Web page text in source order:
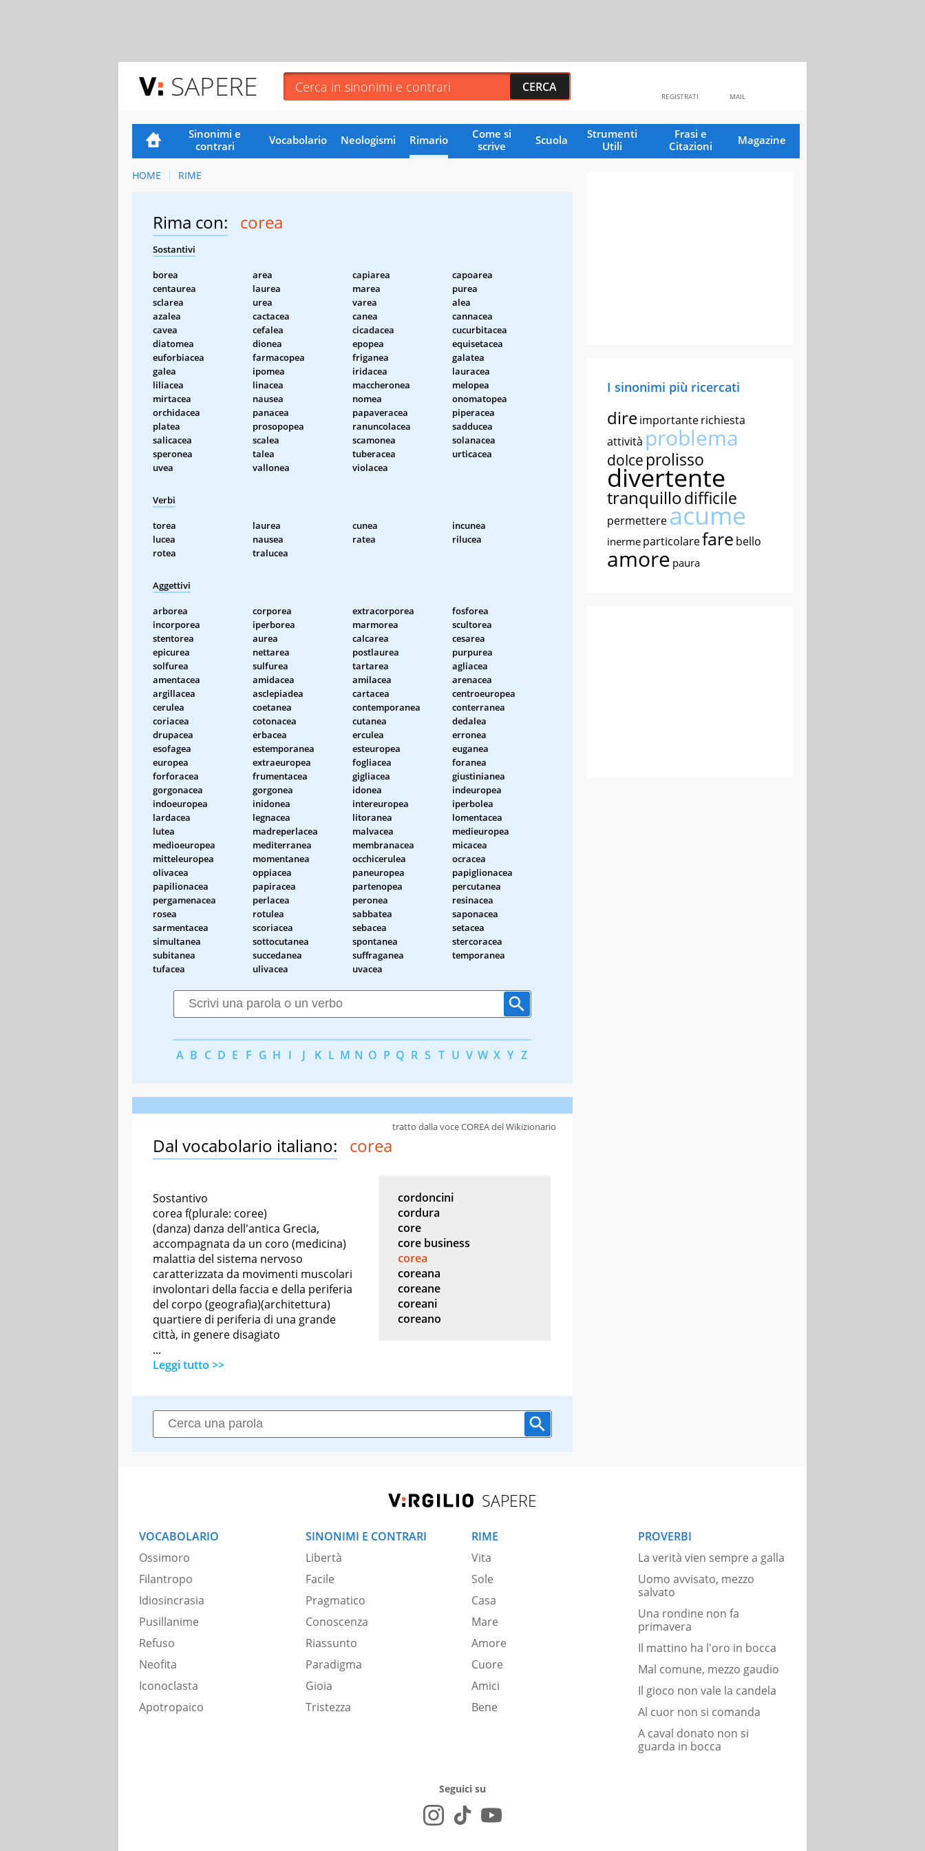
SAPERE MAIL
REGISTRATI
Sinonimi e
contrari
Vocabolario Neologismi Rimario
Come si
scrive
Scuola
Strumenti
Utili
Frasi e
Citazioni
Magazine
HOME RIME
Rima con: corea
Sostantivi
borea area capiarea
capoarea
centaurea
laurea marea
purea
sclarea
urea varea
alea
azalea
cactacea canea
cannacea
cavea
cefalea cicadacea
cucurbitacea
diatomea
dionea epopea
equisetacea
euforbiacea
farmacopea friganea
galatea
galea
ipomea iridacea
lauracea
liliacea
linacea maccheronea
melopea
mirtacea
nausea nomea
onomatopea
orchidacea
panacea papaveracea
piperacea
platea
prosopopea ranuncolacea
sadducea
salicacea
scalea scamonea
solanacea
speronea
talea tuberacea
urticacea
uvea
vallonea violacea
Verbi
torea laurea cunea
incunea
lucea
nausea ratea
rilucea
rotea
tralucea
Aggettivi
arborea corporea extracorporea
fosforea
incorporea
iperborea marmorea
scultorea
stentorea
aurea calcarea
cesarea
epicurea
nettarea postlaurea
purpurea
solfurea
sulfurea tartarea
agliacea
amentacea
amidacea amilacea
arenacea
argillacea
asclepiadea cartacea
centroeuropea
cerulea
coetanea contemporanea
conterranea
coriacea
cotonacea cutanea
dedalea
drupacea
erbacea erculea
erronea
esofagea
estemporanea esteuropea
euganea
europea
extraeuropea fogliacea
foranea
forforacea
frumentacea gigliacea
giustinianea
gorgonacea
gorgonea idonea
indeuropea
indoeuropea
inidonea intereuropea
iperbolea
lardacea
legnacea litoranea
lomentacea
lutea
madreperlacea malvacea
medieuropea
medioeuropea
mediterranea membranacea
micacea
mitteleuropea
momentanea occhicerulea
ocracea
olivacea
oppiacea paneuropea
papiglionacea
papilionacea
papiracea partenopea
percutanea
pergamenacea
perlacea peronea
resinacea
rosea
rotulea sabbatea
saponacea
sarmentacea
scoriacea sebacea
setacea
simultanea
sottocutanea spontanea
stercoracea
subitanea
succedanea suffraganea
temporanea
tufacea
ulivacea uvacea
A B C D E F G H I J K L M N O P Q R S T U V W X Y Z
Dal vocabolario italiano: corea
tratto dalla voce COREA del Wikizionario
Sostantivo
corea f(plurale: coree)
(danza) danza dell'antica Grecia,
accompagnata da un coro (medicina)
malattia del sistema nervoso
caratterizzata da movimenti muscolari
involontari della faccia e della periferia
del corpo (geografia)(architettura)
quartiere di periferia di una grande
città, in genere disagiato
...
Leggi tutto >>
cordoncini
cordura
core
core business
corea
coreana
coreane
coreani
coreano
I sinonimi più ricercati
direimportanterichiesta
attività problema
dolce prolisso
divertente
tranquillodifficile
permettereacume
inerme particolarefare bello
amore paura
SAPERE
VOCABOLARIO
Ossimoro
Filantropo
Idiosincrasia
Pusillanime
Refuso
Neofita
Iconoclasta
Apotropaico
SINONIMI E CONTRARI
Libertà
Facile
Pragmatico
Conoscenza
Riassunto
Paradigma
Gioia
Tristezza
RIME
Vita
Sole
Casa
Mare
Amore
Cuore
Amici
Bene
PROVERBI
La verità vien sempre a galla
Uomo avvisato, mezzo
salvato
Una rondine non fa
primavera
Il mattino ha l'oro in bocca
Mal comune, mezzo gaudio
Il gioco non vale la candela
Al cuor non si comanda
A caval donato non si
guarda in bocca
Seguici su